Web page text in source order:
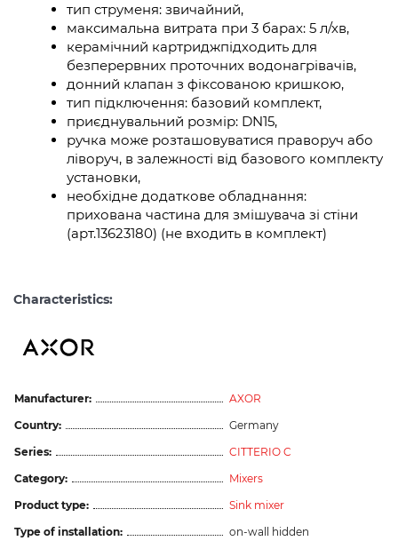
тип струменя: звичайний,
максимальна витрата при 3 барах: 5 л/хв,
керамічний картриджпідходить для
безперервних проточних водонагрівачів,
донний клапан з фіксованою кришкою,
тип підключення: базовий комплект,
приєднувальний розмір: DN15,
ручка може розташовуватися праворуч або
ліворуч, в залежності від базового комплекту
установки,
необхідне додаткове обладнання:
прихована частина для змішувача зі стіни
(арт.13623180) (не входить в комплект)
Characteristics:
Manufacturer:
AXOR
Country:
Germany
Series:
CITTERIO C
Category:
Mixers
Product type:
Sink mixer
Type of installation:
on-wall hidden